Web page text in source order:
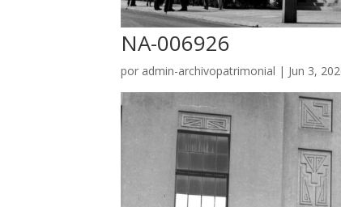
NA-006926
por admin-archivopatrimonial | Jun 3,